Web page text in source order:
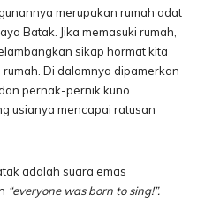
merupakan rumah adat
Batak. Jika memasuki rumah,
sikap hormat kita
Di dalamnya dipamerkan
pernak-pernik kuno
usianya mencapai ratusan
adalah suara emas
“everyone was born to sing!”.